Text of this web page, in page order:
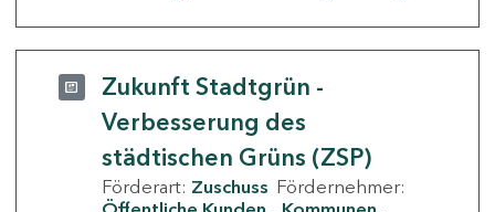
Zukunft Stadtgrün -
Verbesserung des
städtischen Grüns (ZSP)
Förderart: Zuschuss Fördernehmer: